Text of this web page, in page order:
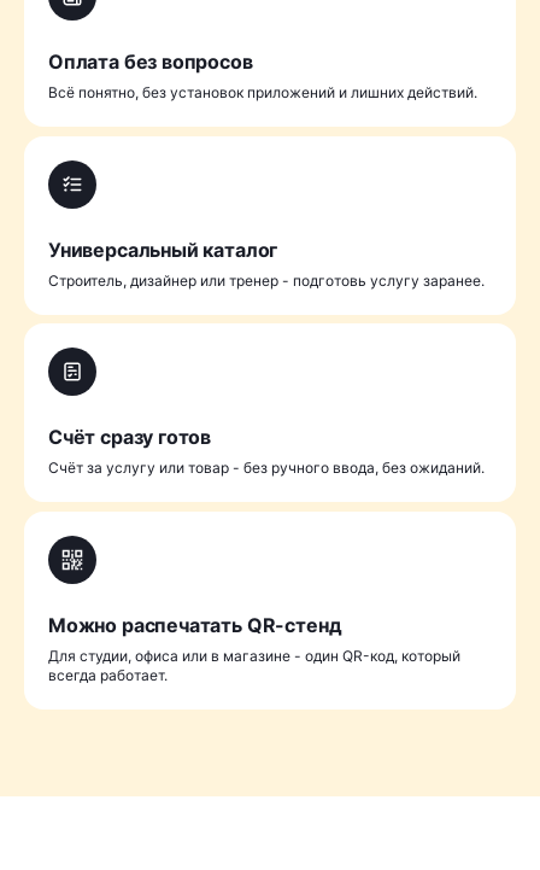
Оплата без вопросов
Всё понятно, без установок приложений и лишних действий.
Универсальный каталог
Cтроитель, дизайнер или тренер - подготовь услугу заранее.
Счёт сразу готов
Счёт за услугу или товар - без ручного ввода, без ожиданий.
Можно распечатать QR-стенд
Для студии, офиса или в магазине - один QR-код, который
всегда работает.